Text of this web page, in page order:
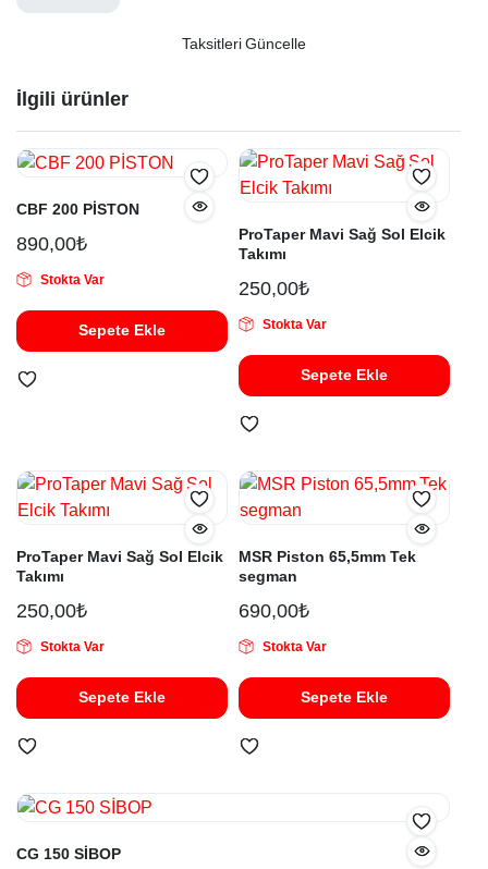
Taksitleri Güncelle
İlgili ürünler
CBF 200 PİSTON
890,00₺
Stokta Var
Sepete Ekle
ProTaper Mavi Sağ Sol Elcik
Takımı
250,00₺
Stokta Var
Sepete Ekle
ProTaper Mavi Sağ Sol Elcik
Takımı
250,00₺
Stokta Var
Sepete Ekle
MSR Piston 65,5mm Tek
segman
690,00₺
Stokta Var
Sepete Ekle
CG 150 SİBOP